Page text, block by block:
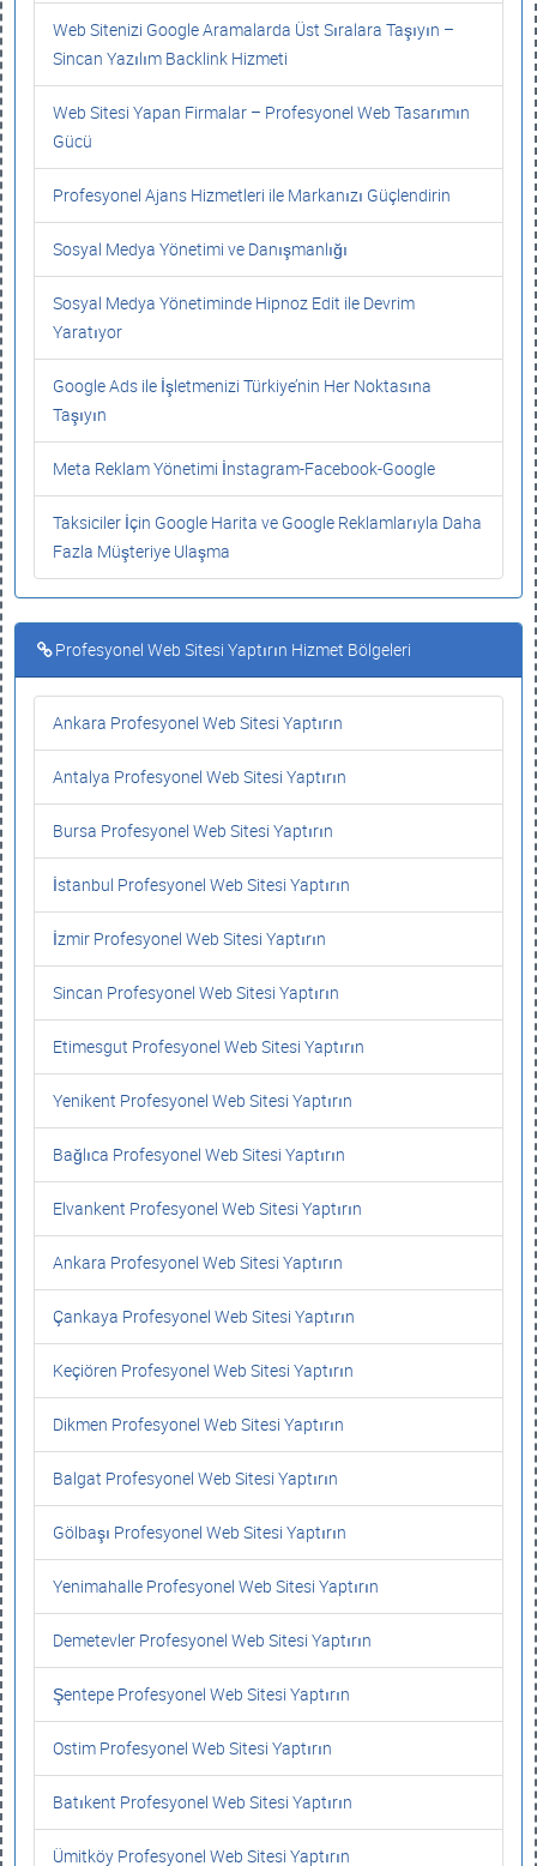
Web Sitenizi Google Aramalarda Üst Sıralara Taşıyın –
Sincan Yazılım Backlink Hizmeti
Web Sitesi Yapan Firmalar – Profesyonel Web Tasarımın
Gücü
Profesyonel Ajans Hizmetleri ile Markanızı Güçlendirin
Sosyal Medya Yönetimi ve Danışmanlığı
Sosyal Medya Yönetiminde Hipnoz Edit ile Devrim
Yaratıyor
Google Ads ile İşletmenizi Türkiye’nin Her Noktasına
Taşıyın
Meta Reklam Yönetimi İnstagram-Facebook-Google
Taksiciler İçin Google Harita ve Google Reklamlarıyla Daha
Fazla Müşteriye Ulaşma
Profesyonel Web Sitesi Yaptırın Hizmet Bölgeleri
Ankara Profesyonel Web Sitesi Yaptırın
Antalya Profesyonel Web Sitesi Yaptırın
Bursa Profesyonel Web Sitesi Yaptırın
İstanbul Profesyonel Web Sitesi Yaptırın
İzmir Profesyonel Web Sitesi Yaptırın
Sincan Profesyonel Web Sitesi Yaptırın
Etimesgut Profesyonel Web Sitesi Yaptırın
Yenikent Profesyonel Web Sitesi Yaptırın
Bağlıca Profesyonel Web Sitesi Yaptırın
Elvankent Profesyonel Web Sitesi Yaptırın
Ankara Profesyonel Web Sitesi Yaptırın
Çankaya Profesyonel Web Sitesi Yaptırın
Keçiören Profesyonel Web Sitesi Yaptırın
Dikmen Profesyonel Web Sitesi Yaptırın
Balgat Profesyonel Web Sitesi Yaptırın
Gölbaşı Profesyonel Web Sitesi Yaptırın
Yenimahalle Profesyonel Web Sitesi Yaptırın
Demetevler Profesyonel Web Sitesi Yaptırın
Şentepe Profesyonel Web Sitesi Yaptırın
Ostim Profesyonel Web Sitesi Yaptırın
Batıkent Profesyonel Web Sitesi Yaptırın
Ümitköy Profesyonel Web Sitesi Yaptırın